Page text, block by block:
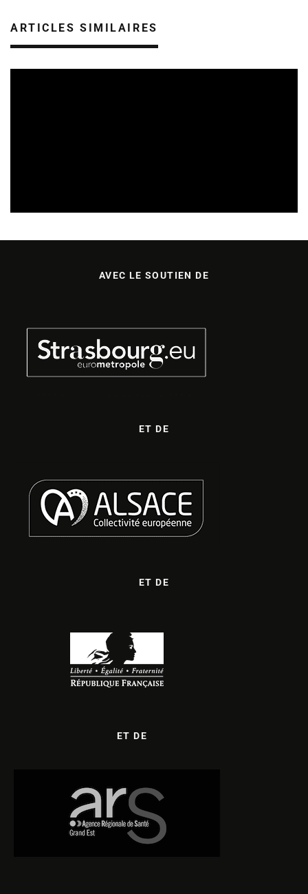
ARTICLES SIMILAIRES
AVEC LE SOUTIEN DE
ET DE
ET DE
ET DE